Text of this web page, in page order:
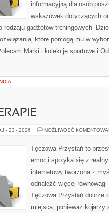
informacyjną dla osób
wskazówek dotyczących
rodzaju gadżetów treningowych.
które pomogą mu w
Marki i kolekcje sportowe i
- 23 - 2026 MOŻLIWOŚĆ
Tęczowa Przystań to
emocji spotyka się z
internetowy tworzona z
odnaleźć więcej
Tęczowa Przystań dobrze
miejsca, ponieważ kojarzy